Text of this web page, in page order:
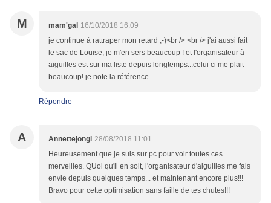
M mam'gal 16/10/2018 16:09
je continue à rattraper mon retard ;-)<br /> <br /> j'ai aussi fait
le sac de Louise, je m'en sers beaucoup ! et l'organisateur à
aiguilles est sur ma liste depuis longtemps...celui ci me plait
beaucoup! je note la référence.
Répondre
A Annettejongl 28/08/2018 11:01
Heureusement que je suis sur pc pour voir toutes ces
merveilles. QUoi qu'il en soit, l'organisateur d'aiguilles me fais
envie depuis quelques temps... et maintenant encore plus!!!
Bravo pour cette optimisation sans faille de tes chutes!!!